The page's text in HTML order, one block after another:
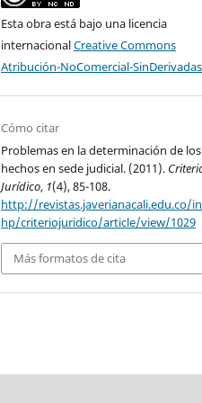
Esta obra está bajo una licencia
internacionalCreative Commons
Atribución-NoComercial-
Cómo citar
Problemas en la determinación de los
hechos en sede judicial. (2011).
Jurídico, 1(4), 85-108.
http://revistas.javerianacali.edu.co/
hp/criteriojuridico/article/view/1029
Más formatos de cita